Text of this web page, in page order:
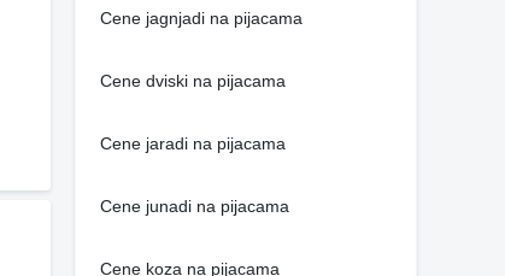
Cene jagnjadi na pijacama
Cene dviski na pijacama
Cene jaradi na pijacama
Cene junadi na pijacama
Cene koza na pijacama